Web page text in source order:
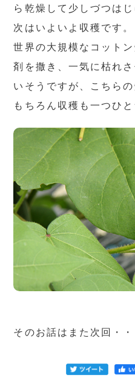
ら乾燥して少しづつは
次はいよいよ収穫です。
世界の大規模なコット
剤を撒き、一気に枯れ
いそうですが、こちらの
もちろん収穫も一つひ
そのお話はまた次回・